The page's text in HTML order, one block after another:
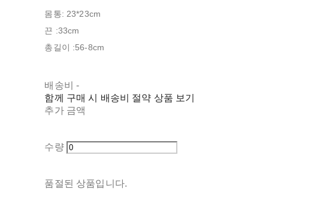
몸통: 23*23cm
끈 :33cm
총길이 :56-8cm
배송비-
함께 구매 시 배송비 절약 상품 보기
추가 금액
수량
품절된 상품입니다.